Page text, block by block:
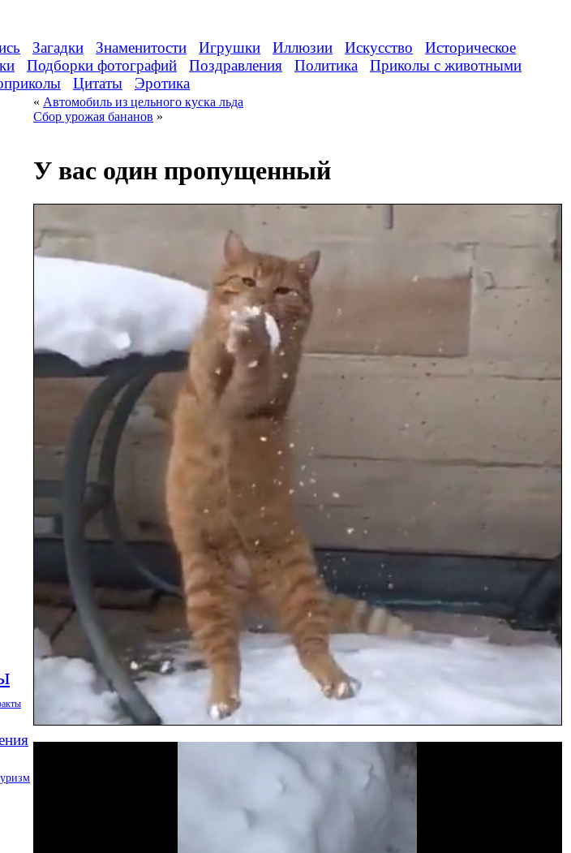
Загадки Знаменитости Игрушки Иллюзии Искусство
Историческое
Подборки фотографий Поздравления Политика
Приколы с животными
Цитаты Эротика
« Автомобиль из цельного куска льда
Сбор урожая бананов »
У вас один пропущенный